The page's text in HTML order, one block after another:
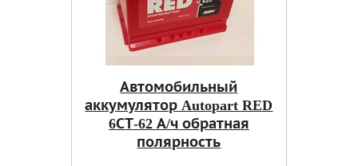
Автомобильный
аккумулятор Autopart RED
6СТ-62 А/ч обратная
полярность